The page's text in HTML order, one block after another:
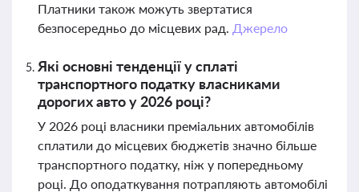
Платники також можуть звертатися
безпосередньо до місцевих рад. Джерело
Які основні тенденції у сплаті
транспортного податку власниками
дорогих авто у 2026 році?
У 2026 році власники преміальних автомобілів
сплатили до місцевих бюджетів значно більше
транспортного податку, ніж у попередньому
році. До оподаткування потрапляють автомобілі